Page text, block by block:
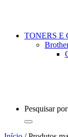
TONERS E
Pesquisar